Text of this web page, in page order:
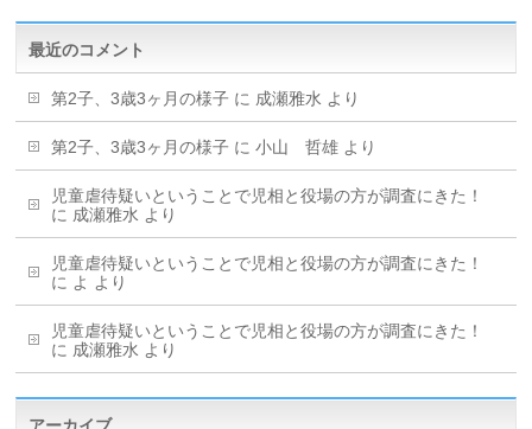
最近のコメント
第2子、3歳3ヶ月の様子 に 成瀬雅水 より
第2子、3歳3ヶ月の様子 に小山 哲雄 より
児童虐待疑いということで児相と役場の方が調査にきた！
に 成瀬雅水 より
児童虐待疑いということで児相と役場の方が調査にきた！
に よ より
児童虐待疑いということで児相と役場の方が調査にきた！
に 成瀬雅水 より